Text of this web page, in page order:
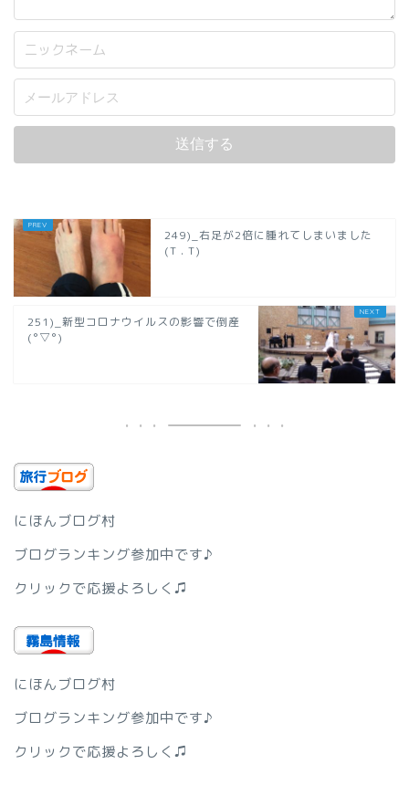
249)_右足が2倍に腫れてしまいました
(T . T)
251)_新型コロナウイルスの影響で倒産
(°▽°)
にほんブログ村
ブログランキング参加中です♪
クリックで応援よろしく♫
にほんブログ村
ブログランキング参加中です♪
クリックで応援よろしく♫